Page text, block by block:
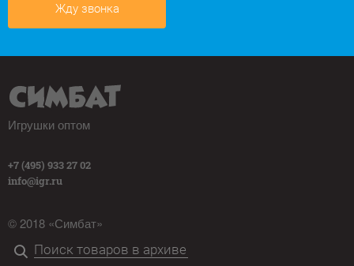
Жду звонка
Игрушки оптом
+7 (495) 933 27 02
info@igr.ru
© 2018 «Симбат»